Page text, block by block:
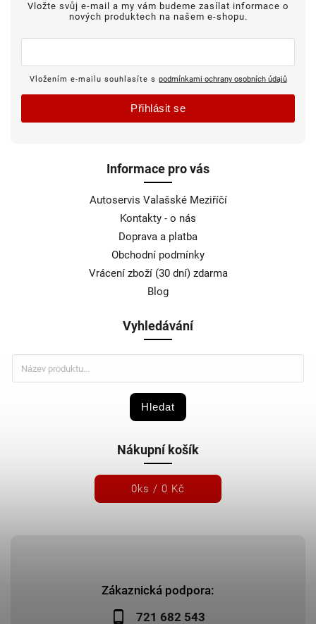
Zákaznická podpora:
721 682 543
Informace pro vás
Autoservis Valašské Meziříčí
Kontakty - o nás
Doprava a platba
Obchodní podmínky
Vrácení zboží (30 dní) zdarma
Blog
Vyhledávání
Hledat
Nákupní košík
0ks / 0 Kč
Vložte svůj e-mail a my vám budeme zasílat informace o
nových produktech na našem e-shopu.
Vložením e-mailu souhlasíte s podmínkami ochrany osobních údajů
Přihlásit se